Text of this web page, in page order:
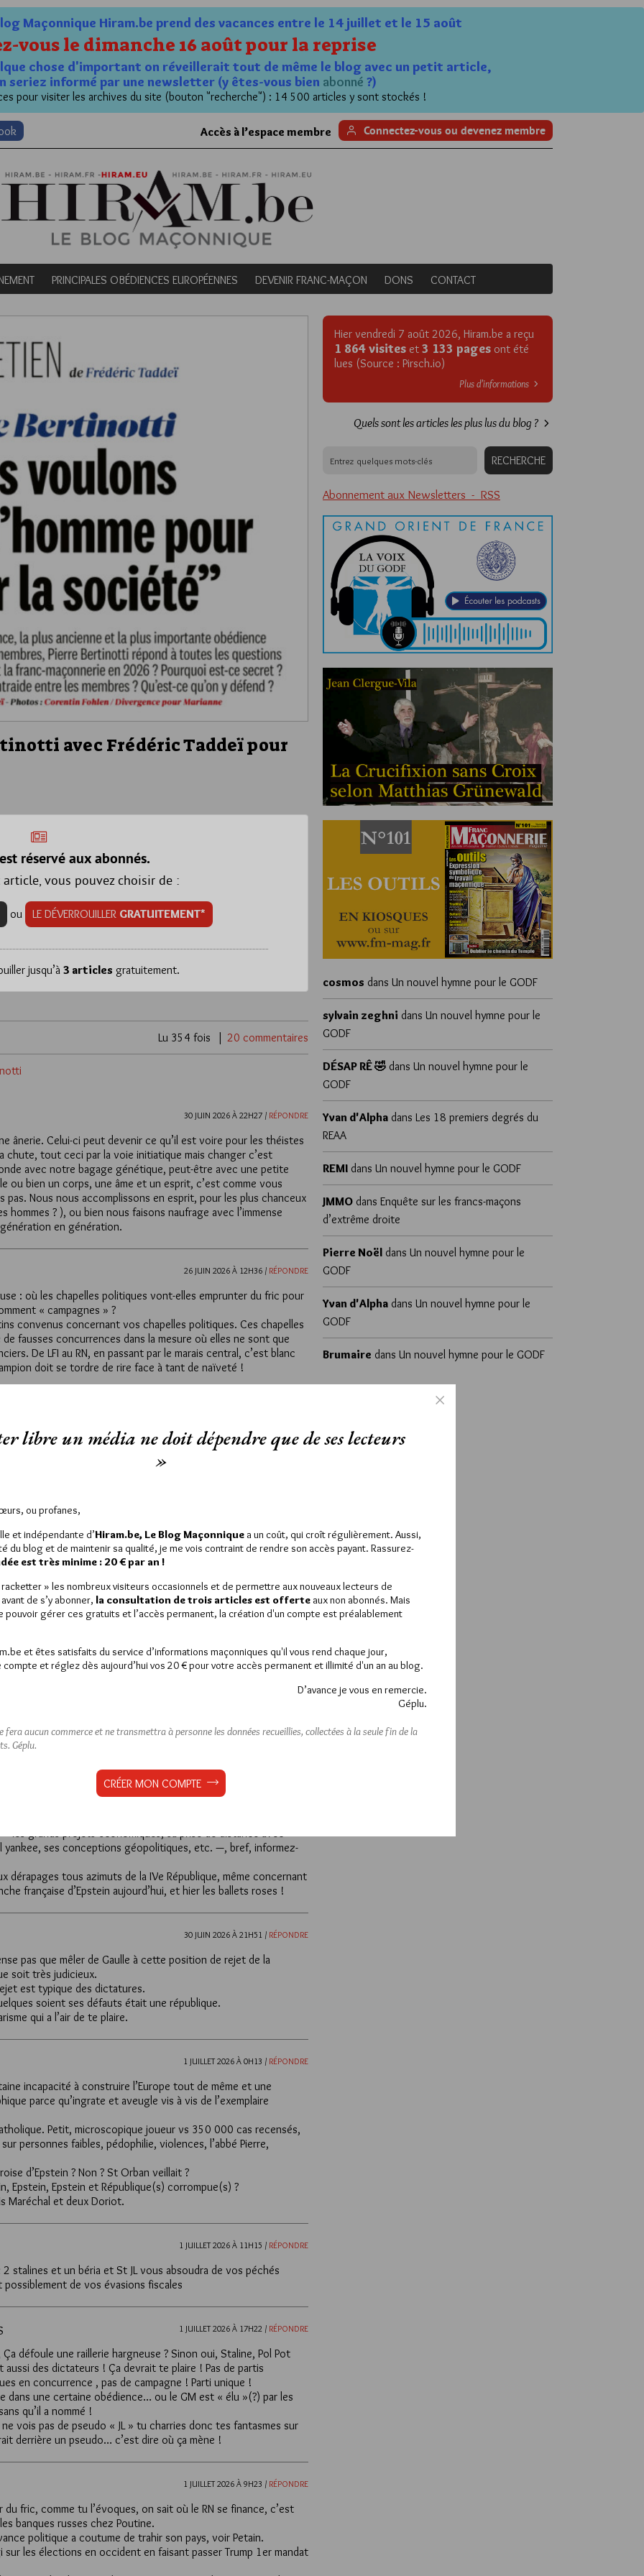
Maçonnique Hiram.be prend des vacances entre le 14 juillet et le 15 août
vous le dimanche 16 août pour la reprise
chose d'important on réveillerait tout de même le blog avec un petit article,
seriez informé par une newsletter (y êtes-vous bien abonné ?)
pour visiter les archives du site (bouton "recherche") : 14 500 articles y sont stockés !
Accès à l’espace membre Connectez-vous ou devenez membre
PRINCIPALES OBÉDIENCES EUROPÉENNES DEVENIR FRANC-MAÇON DONS CONTACT
avec Frédéric Taddeï pour
réservé aux abonnés.
article, vous pouvez choisir de :
ou LE DÉVERROUILLER GRATUITEMENT*
jusqu’à 3 articles gratuitement.
20 commentaires
Lu 354 fois
30 JUIN 2026 À 22H27 / RÉPONDRE
ânerie. Celui-ci peut devenir ce qu’il est voire pour les théistes
chute, tout ceci par la voie initiatique mais changer c’est
avec notre bagage génétique, peut-être avec une petite
ou bien un corps, une âme et un esprit, c’est comme vous
pas. Nous nous accomplissons en esprit, pour les plus chanceux
hommes ? ), ou bien nous faisons naufrage avec l’immense
en génération.
26 JUIN 2026 À 12H36 / RÉPONDRE
: où les chapelles politiques vont-elles emprunter du fric pour
« campagnes » ?
convenus concernant vos chapelles politiques. Ces chapelles
fausses concurrences dans la mesure où elles ne sont que
De LFI au RN, en passant par le marais central, c’est blanc
doit se tordre de rire face à tant de naïveté !
qui n’ont de culture qu’absente d’histoire, qu’absente des
des réseaux sociaux et d’internet tende à réduire comme
mais quand même.
des choses et des expressions toutes faites. La Franc-
c’est aussi se méfier des mots et de leur apparence..
dictature militaire, n’est-ce pas ? Plus de partis politiques qui
30 JUIN 2026 À 17H12 / RÉPONDRE
selon vous, d’être initié à la politique par l’observation de la
factieux : De Gaulle !
les grands projets économiques, sa prise de distance avec
yankee, ses conceptions géopolitiques, etc. —, bref, informez-
dérapages tous azimuts de la IVe République, même concernant
française d’Epstein aujourd’hui, et hier les ballets roses !
30 JUIN 2026 À 21H51 / RÉPONDRE
pas que mêler de Gaulle à cette position de rejet de la
soit très judicieux.
est typique des dictatures.
soient ses défauts était une république.
qui a l’air de te plaire.
1 JUILLET 2026 À 0H13 / RÉPONDRE
incapacité à construire l’Europe tout de même et une
parce qu’ingrate et aveugle vis à vis de l’exemplaire
Petit, microscopique joueur vs 350 000 cas recensés,
personnes faibles, pédophilie, violences, l’abbé Pierre,
d’Epstein ? Non ? St Orban veillait ?
Epstein, Epstein et République(s) corrompue(s) ?
Maréchal et deux Doriot.
1 JUILLET 2026 À 11H15 / RÉPONDRE
stalines et un béria et St JL vous absoudra de vos péchés
de vos évasions fiscales
1 JUILLET 2026 À 17H22 / RÉPONDRE
Ça défoule une raillerie hargneuse ? Sinon oui, Staline, Pol Pot
aussi des dictateurs ! Ça devrait te plaire ! Pas de partis
en concurrence , pas de campagne ! Parti unique !
dans une certaine obédience… ou le GM est « élu »(?) par les
qu’il a nommé !
ne vois pas de pseudo « JL » tu charries donc tes fantasmes sur
derrière un pseudo… c’est dire où ça mène !
1 JUILLET 2026 À 9H23 / RÉPONDRE
du fric, comme tu l’évoques, on sait où le RN se finance, c’est
banques russes chez Poutine.
politique a coutume de trahir son pays, voir Petain.
sur les élections en occident en faisant passer Trump 1er mandat
Hier vendredi 7 août 2026, Hiram.be a reçu
1 864 visites et 3 133 pages ont été
lues (Source : Pirsch.io)
Plus d’informations
Quels sont les articles les plus lus du blog ?
Abonnement aux Newsletters - RSS
cosmos dans Un nouvel hymne pour le GODF
sylvain zeghni dans Un nouvel hymne pour le
GODF
DÉSAP RÊ 🤣 dans Un nouvel hymne pour le
GODF
Yvan d'Alpha dans Les 18 premiers degrés du
REAA
REMI dans Un nouvel hymne pour le GODF
JMMO dans Enquête sur les francs-maçons
d’extrême droite
Pierre Noël dans Un nouvel hymne pour le
GODF
Yvan d'Alpha dans Un nouvel hymne pour le
GODF
Brumaire dans Un nouvel hymne pour le GODF
libre un média ne doit dépendre que de ses lecteurs
»
ou profanes,
et indépendante d’Hiram.be, Le Blog Maçonnique a un coût, qui croît régulièrement. Aussi,
du blog et de maintenir sa qualité, je me vois contraint de rendre son accès payant. Rassurez-
est très minime : 20 € par an !
racketter » les nombreux visiteurs occasionnels et de permettre aux nouveaux lecteurs de
de s’y abonner, la consultation de trois articles est offerte aux non abonnés. Mais
pouvoir gérer ces gratuits et l’accès permanent, la création d'un compte est préalablement
et êtes satisfaits du service d’informations maçonniques qu'il vous rend chaque jour,
et réglez dès aujourd’hui vos 20 € pour votre accès permanent et illimité d'un an au blog.
D’avance je vous en remercie.
Géplu.
fera aucun commerce et ne transmettra à personne les données recueillies, collectées à la seule fin de la
Géplu.
CRÉER MON COMPTE